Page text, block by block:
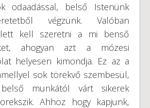
odaadással, belső Istenünk
végzünk. Valóban
kell szeretni a mi benső
ahogyan azt a mózesi
helyesen kimondja. Ez az a
sok törekvő szembesül,
munkától várt sikerek
Ahhoz hogy kapjunk,